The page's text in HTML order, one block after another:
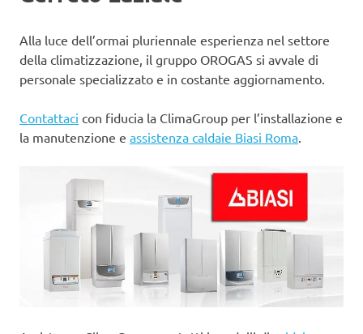
Alla luce dell’ormai pluriennale esperienza nel settore
della climatizzazione, il gruppo OROGAS si avvale di
personale specializzato e in costante aggiornamento.
Contattaci con fiducia la ClimaGroup per l’installazione e
la manutenzione e assistenza caldaie Biasi Roma.